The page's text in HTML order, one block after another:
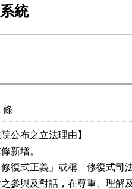
統
條
院公布之立法理由】
新增。
復式正義」或稱「修復式司
之參與及對話，在尊重、理